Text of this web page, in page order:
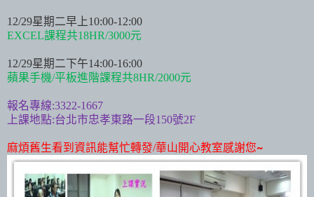
12/29星期二早上10:00-12:00
EXCEL課程共18HR/3000元
12/29星期二下午14:00-16:00
蘋果手機/平板進階課程共8HR/2000元
報名專線:3322-1667
上課地點:台北市忠孝東路一段150號2F
麻煩舊生看到資訊能幫忙轉發/華山開心教室感謝您~